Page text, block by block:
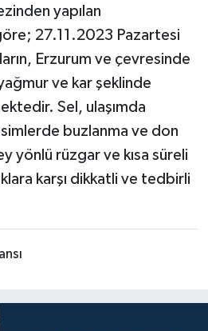
yapılan
27.11.2023 Pazartesi
Erzurum ve çevresinde
ve kar şeklinde
Sel, ulaşımda
buzlanma ve don
yönlü rüzgar ve kısa süreli
karşı dikkatli ve tedbirli